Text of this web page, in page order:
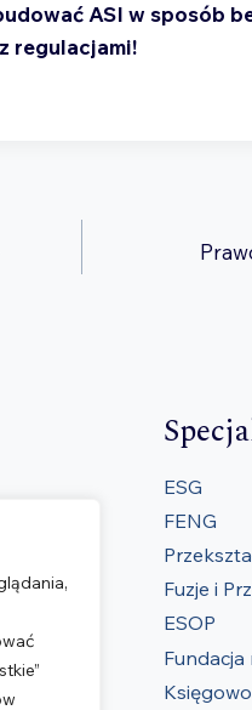
ASI w sposób
regulacjami!
ESG
FENG
Fuzje i
ESOP